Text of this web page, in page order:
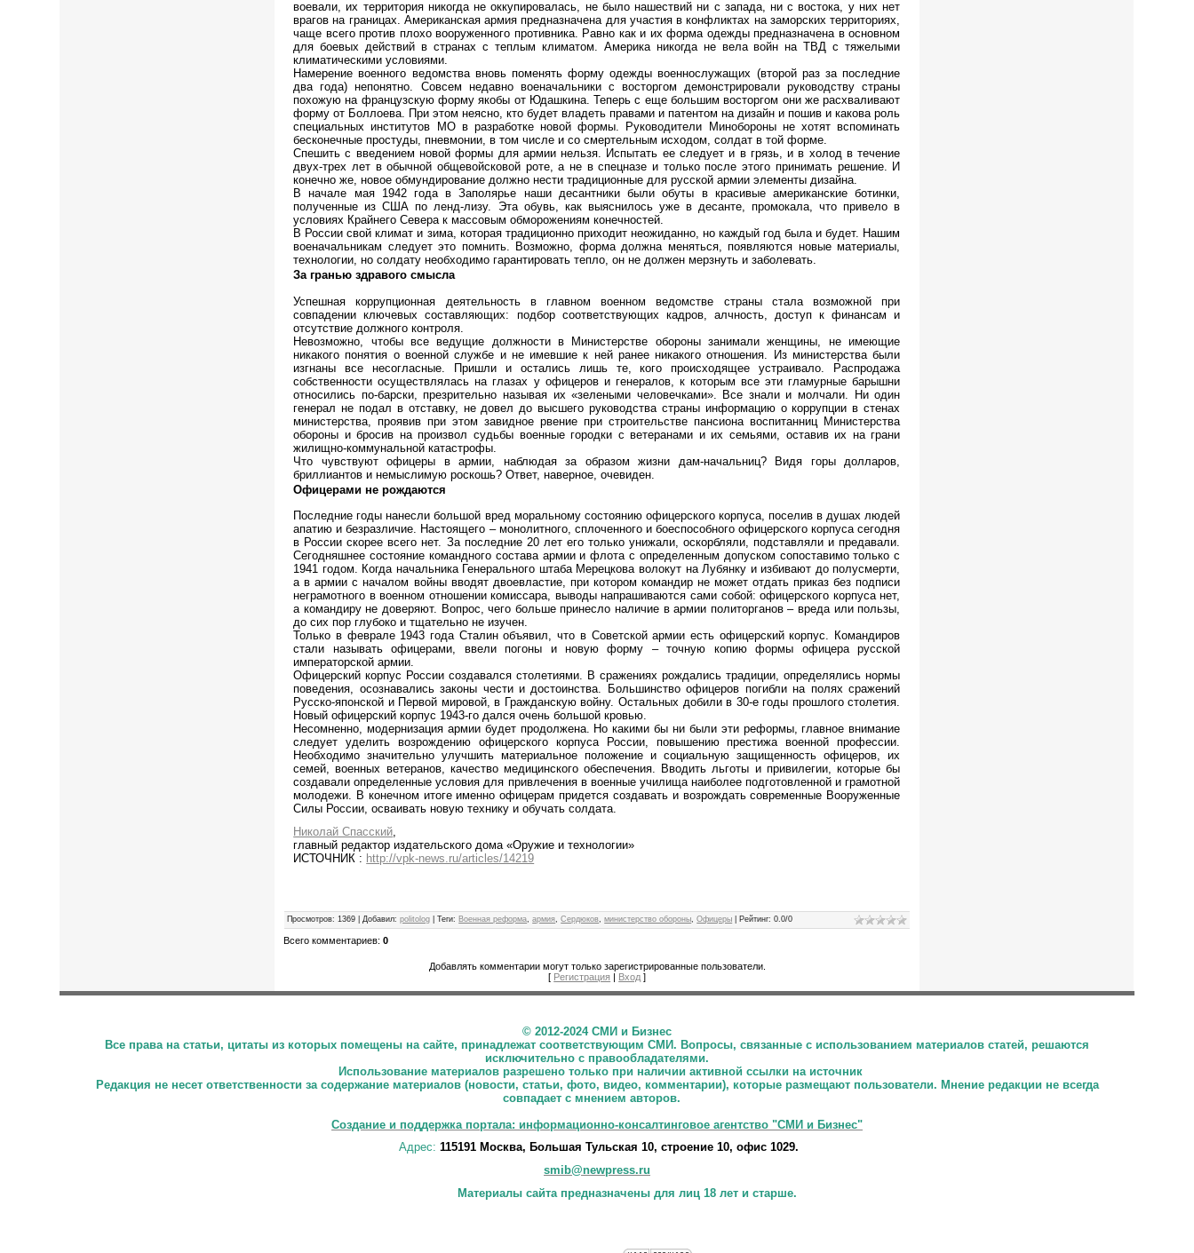
воевали, их территория никогда не оккупировалась, не было нашествий ни с запада, ни с востока, у них нет
врагов на границах. Американская армия предназначена для участия в конфликтах на заморских территориях,
чаще всего против плохо вооруженного противника. Равно как и их форма одежды предназначена в основном
для боевых действий в странах с теплым климатом. Америка никогда не вела войн на ТВД с тяжелыми
климатическими условиями.
Намерение военного ведомства вновь поменять форму одежды военнослужащих (второй раз за последние
два года) непонятно. Совсем недавно военачальники с восторгом демонстрировали руководству страны
похожую на французскую форму якобы от Юдашкина. Теперь с еще большим восторгом они же расхваливают
форму от Боллоева. При этом неясно, кто будет владеть правами и патентом на дизайн и пошив и какова роль
специальных институтов МО в разработке новой формы. Руководители Минобороны не хотят вспоминать
бесконечные простуды, пневмонии, в том числе и со смертельным исходом, солдат в той форме.
Спешить с введением новой формы для армии нельзя. Испытать ее следует и в грязь, и в холод в течение
двух-трех лет в обычной общевойсковой роте, а не в спецназе и только после этого принимать решение. И
конечно же, новое обмундирование должно нести традиционные для русской армии элементы дизайна.
В начале мая 1942 года в Заполярье наши десантники были обуты в красивые американские ботинки,
полученные из США по ленд-лизу. Эта обувь, как выяснилось уже в десанте, промокала, что привело в
условиях Крайнего Севера к массовым обморожениям конечностей.
В России свой климат и зима, которая традиционно приходит неожиданно, но каждый год была и будет. Нашим
военачальникам следует это помнить. Возможно, форма должна меняться, появляются новые материалы,
технологии, но солдату необходимо гарантировать тепло, он не должен мерзнуть и заболевать.
За гранью здравого смысла
Успешная коррупционная деятельность в главном военном ведомстве страны стала возможной при
совпадении ключевых составляющих: подбор соответствующих кадров, алчность, доступ к финансам и
отсутствие должного контроля.
Невозможно, чтобы все ведущие должности в Министерстве обороны занимали женщины, не имеющие
никакого понятия о военной службе и не имевшие к ней ранее никакого отношения. Из министерства были
изгнаны все несогласные. Пришли и остались лишь те, кого происходящее устраивало. Распродажа
собственности осуществлялась на глазах у офицеров и генералов, к которым все эти гламурные барышни
относились по-барски, презрительно называя их «зелеными человечками». Все знали и молчали. Ни один
генерал не подал в отставку, не довел до высшего руководства страны информацию о коррупции в стенах
министерства, проявив при этом завидное рвение при строительстве пансиона воспитанниц Министерства
обороны и бросив на произвол судьбы военные городки с ветеранами и их семьями, оставив их на грани
жилищно-коммунальной катастрофы.
Что чувствуют офицеры в армии, наблюдая за образом жизни дам-начальниц? Видя горы долларов,
бриллиантов и немыслимую роскошь? Ответ, наверное, очевиден.
Офицерами не рождаются
Последние годы нанесли большой вред моральному состоянию офицерского корпуса, поселив в душах людей
апатию и безразличие. Настоящего – монолитного, сплоченного и боеспособного офицерского корпуса сегодня
в России скорее всего нет. За последние 20 лет его только унижали, оскорбляли, подставляли и предавали.
Сегодняшнее состояние командного состава армии и флота с определенным допуском сопоставимо только с
1941 годом. Когда начальника Генерального штаба Мерецкова волокут на Лубянку и избивают до полусмерти,
а в армии с началом войны вводят двоевластие, при котором командир не может отдать приказ без подписи
неграмотного в военном отношении комиссара, выводы напрашиваются сами собой: офицерского корпуса нет,
а командиру не доверяют. Вопрос, чего больше принесло наличие в армии политорганов – вреда или пользы,
до сих пор глубоко и тщательно не изучен.
Только в феврале 1943 года Сталин объявил, что в Советской армии есть офицерский корпус. Командиров
стали называть офицерами, ввели погоны и новую форму – точную копию формы офицера русской
императорской армии.
Офицерский корпус России создавался столетиями. В сражениях рождались традиции, определялись нормы
поведения, осознавались законы чести и достоинства. Большинство офицеров погибли на полях сражений
Русско-японской и Первой мировой, в Гражданскую войну. Остальных добили в 30-е годы прошлого столетия.
Новый офицерский корпус 1943-го дался очень большой кровью.
Несомненно, модернизация армии будет продолжена. Но какими бы ни были эти реформы, главное внимание
следует уделить возрождению офицерского корпуса России, повышению престижа военной профессии.
Необходимо значительно улучшить материальное положение и социальную защищенность офицеров, их
семей, военных ветеранов, качество медицинского обеспечения. Вводить льготы и привилегии, которые бы
создавали определенные условия для привлечения в военные училища наиболее подготовленной и грамотной
молодежи. В конечном итоге именно офицерам придется создавать и возрождать современные Вооруженные
Силы России, осваивать новую технику и обучать солдата.
Николай Спасский
главный редактор издательского дома «Оружие и технологии»
ИСТОЧНИК : http://vpk-news.ru/articles/14219
Просмотров: 1369 Добавил: politolog |Теги: Военная реформа ,армия ,Сердюков ,министерство обороны ,Офицеры Рейтинг: 0.0/0
Всего комментариев:0
Добавлять комментарии могут только зарегистрированные пользователи.
[ Регистрация | Вход ]
© 2012-2024 СМИ и Бизнес
Все права на статьи, цитаты из которых помещены на сайте, принадлежат соответствующим СМИ. Вопросы, связанные с использованием материалов статей, решаются
исключительно с правообладателями.
Использование материалов разрешено только при наличии активной ссылки на источник
Редакция не несет ответственности за содержание материалов (новости, статьи, фото, видео, комментарии), которые размещают пользователи. Мнение редакции не всегда
совпадает с мнением авторов.
Создание и поддержка портала: информационно-консалтинговое агентство "СМИ и Бизнес"
Адрес: 115191 Москва, Большая Тульская 10, строение 10, офис 1029.
smib@newpress.ru
Материалы сайта предназначены для лиц 18 лет и старше.